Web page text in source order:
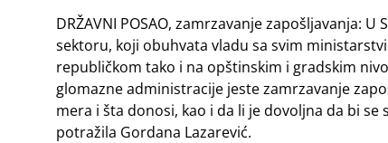
DRŽAVNI POSAO, zamrzavanje zapošljavanja:
sektoru, koji obuhvata vladu sa svim
republičkom tako i na opštinskim i gradskim
glomazne administracije jeste zamrzavanje
mera i šta donosi, kao i da li je dovoljna da bi
potražila Gordana Lazarević.